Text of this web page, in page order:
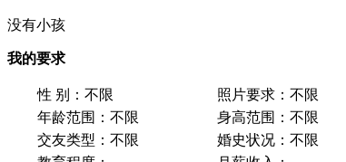
没有小孩
我的要求
性 别： 不限 照片要求： 不限
年龄范围： 不限 身高范围： 不限
交友类型： 不限 婚史状况： 不限